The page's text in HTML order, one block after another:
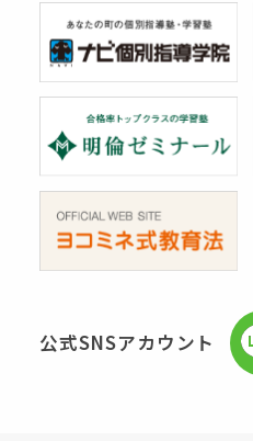
公式SNSアカウント